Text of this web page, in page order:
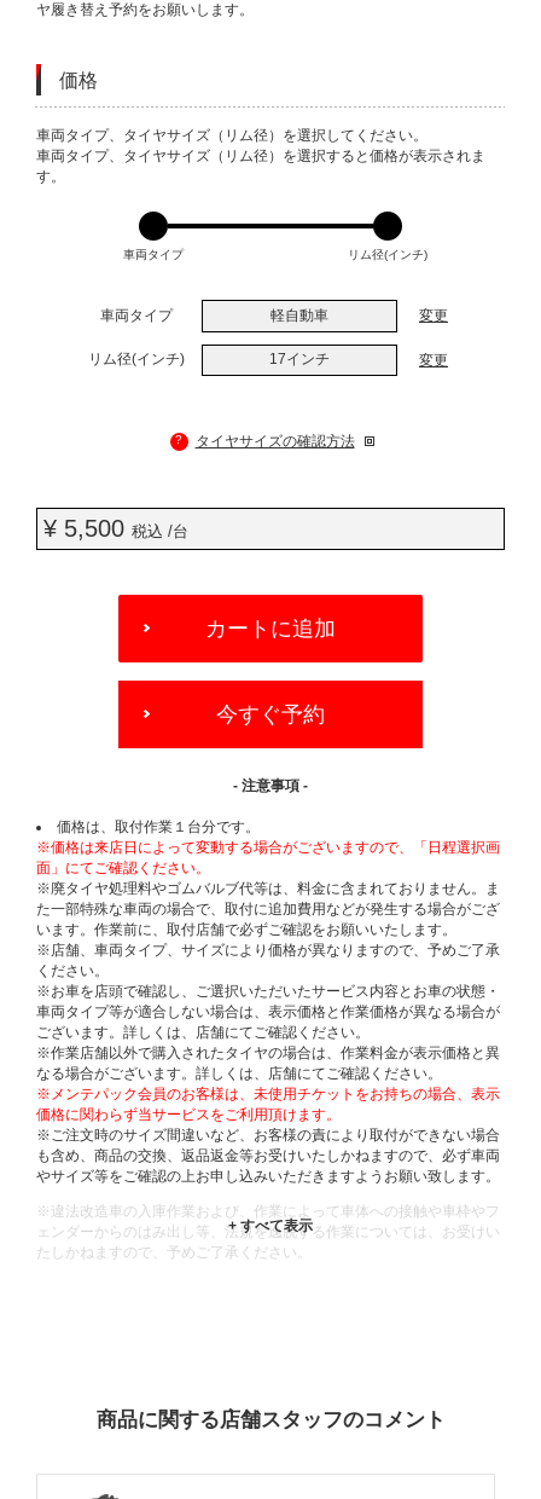
ヤ履き替え予約をお願いします。
価格
VARIATIONS
車両タイプ、タイヤサイズ（リム径）を選択してください。
車両タイプ、タイヤサイズ（リム径）を選択すると価格が表示されま
す。
車両タイプ リム径(インチ)
車両タイプ 軽自動車 変更
リム径(インチ) 17インチ 変更
? タイヤサイズの確認方法
¥ 5,500 税込 /台
OPTIONS
カートに追加
今すぐ予約
- 注意事項 -
価格は、取付作業１台分です。
※価格は来店日によって変動する場合がございますので、「日程選択画
面」にてご確認ください。
※廃タイヤ処理料やゴムバルブ代等は、料金に含まれておりません。ま
た一部特殊な車両の場合で、取付に追加費用などが発生する場合がござ
います。作業前に、取付店舗で必ずご確認をお願いいたします。
※店舗、車両タイプ、サイズにより価格が異なりますので、予めご了承
ください。
※お車を店頭で確認し、ご選択いただいたサービス内容とお車の状態・
車両タイプ等が適合しない場合は、表示価格と作業価格が異なる場合が
ございます。詳しくは、店舗にてご確認ください。
※作業店舗以外で購入されたタイヤの場合は、作業料金が表示価格と異
なる場合がございます。詳しくは、店舗にてご確認ください。
※メンテパック会員のお客様は、未使用チケットをお持ちの場合、表示
価格に関わらず当サービスをご利用頂けます。
※ご注文時のサイズ間違いなど、お客様の責により取付ができない場合
も含め、商品の交換、返品返金等お受けいたしかねますので、必ず車両
やサイズ等をご確認の上お申し込みいただきますようお願い致します。
※違法改造車の入庫作業および、作業によって車体への接触や車枠やフ
ェンダーからのはみ出し等、法規を逸脱する作業については、お受けい
たしかねますので、予めご了承ください。
商品に関する店舗スタッフのコメント